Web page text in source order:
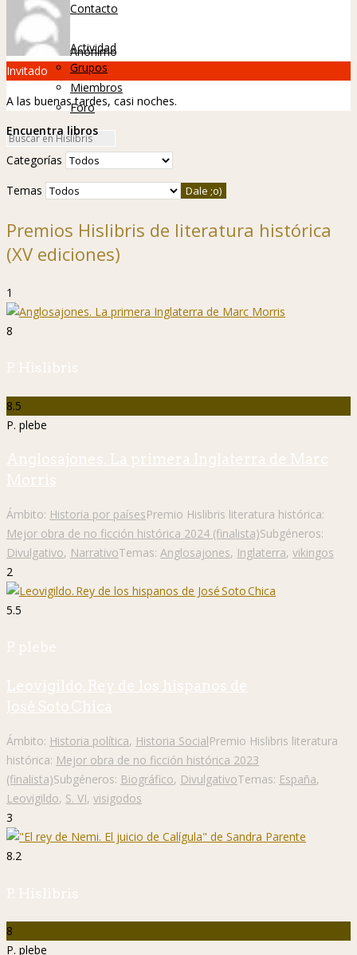
Contacto
Hislibreños
Actividad
Grupos
Miembros
Foro
Anónimo
Invitado
A las buenas tardes, casi noches.
Encuentra libros
Categorías
Temas
Premios Hislibris de literatura histórica
(XV ediciones)
1
8
P. Hislibris
8.5
P. plebe
Anglosajones. La primera Inglaterra de Marc
Morris
Ámbito: Historia por paísesPremio Hislibris literatura histórica:
Mejor obra de no ficción histórica 2024 (finalista)Subgéneros:
Divulgativo, NarrativoTemas: Anglosajones, Inglaterra, vikingos
2
5.5
P. plebe
Leovigildo. Rey de los hispanos de
José Soto Chica
Ámbito: Historia política, Historia SocialPremio Hislibris literatura
histórica: Mejor obra de no ficción histórica 2023
(finalista)Subgéneros: Biográfico, DivulgativoTemas: España,
Leovigildo, S. VI, visigodos
3
8.2
P. Hislibris
8
P. plebe